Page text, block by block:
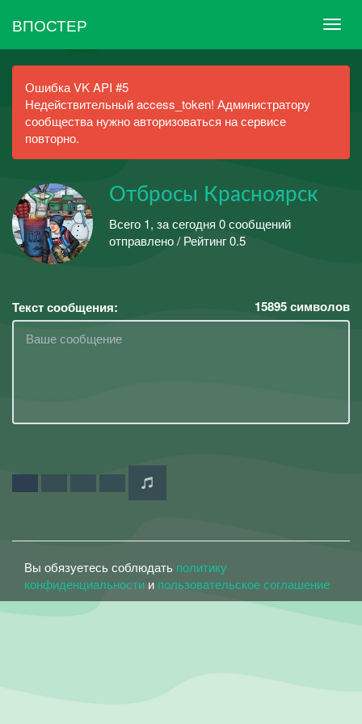
ВПОСТЕР
Ошибка VK API #5
Недействительный access_token! Администратору
сообщества нужно авторизоваться на сервисе
повторно.
Отбросы Красноярск
Всего 1, за сегодня 0 сообщений
отправлено / Рейтинг 0.5
Текст сообщения: 15895символов
Вы обязуетесь соблюдать политику
конфиденциальности и пользовательское соглашение